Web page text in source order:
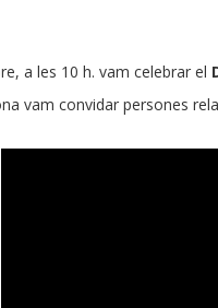
a les 10 h. vam celebrar el
vam convidar persones